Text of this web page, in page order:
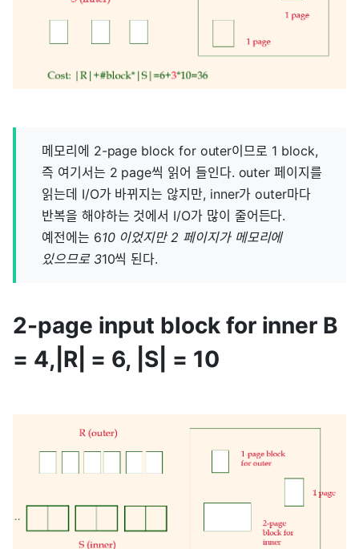
메모리에 2-page block for outer이므로 1 block,
즉 여기서는 2 page씩 읽어 들인다. outer 페이지를
읽는데 I/O가 바뀌지는 않지만, inner가 outer마다
반복을 해야하는 것에서 I/O가 많이 줄어든다.
예전에는 610 이었지만 2 페이지가 메모리에
있으므로 310씩 된다.
2-page input block for inner B
= 4,|R| = 6, |S| = 10